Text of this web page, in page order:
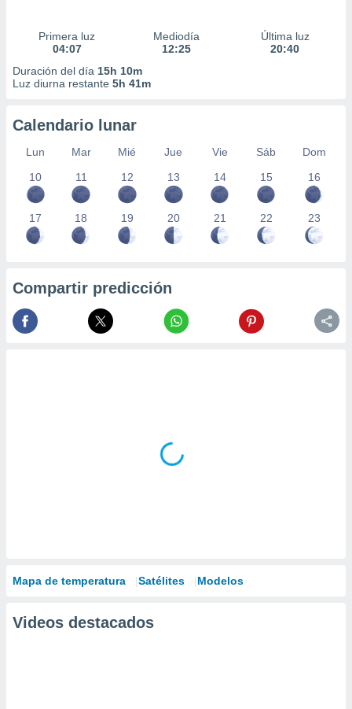
Primera luz
04:07
Mediodía
12:25
Última luz
20:40
Duración del día 15h 10m
Luz diurna restante 5h 41m
Calendario lunar
Lun Mar Mié Jue Vie Sáb
Dom
10
11 12 13 14 15 16
17 18 19 20 21 22 23
Compartir predicción
Mapa de temperatura Satélites Modelos
Videos destacados